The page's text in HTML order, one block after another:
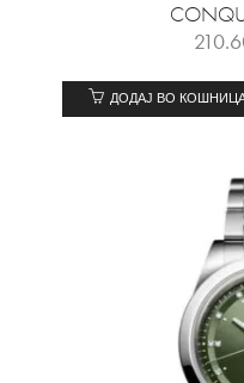
ДОДАЈ ВО